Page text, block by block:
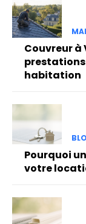
Couvreur à
habitation
Pourquoi
votre